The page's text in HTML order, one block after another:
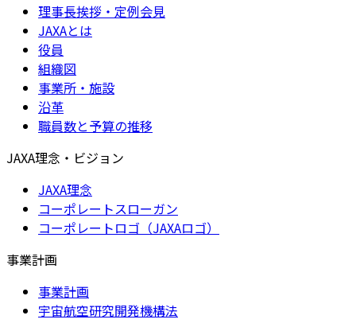
理事長挨拶・定例会見
JAXAとは
役員
組織図
事業所・施設
沿革
職員数と予算の推移
JAXA理念・ビジョン
JAXA理念
コーポレートスローガン
コーポレートロゴ（JAXAロゴ）
事業計画
事業計画
宇宙航空研究開発機構法